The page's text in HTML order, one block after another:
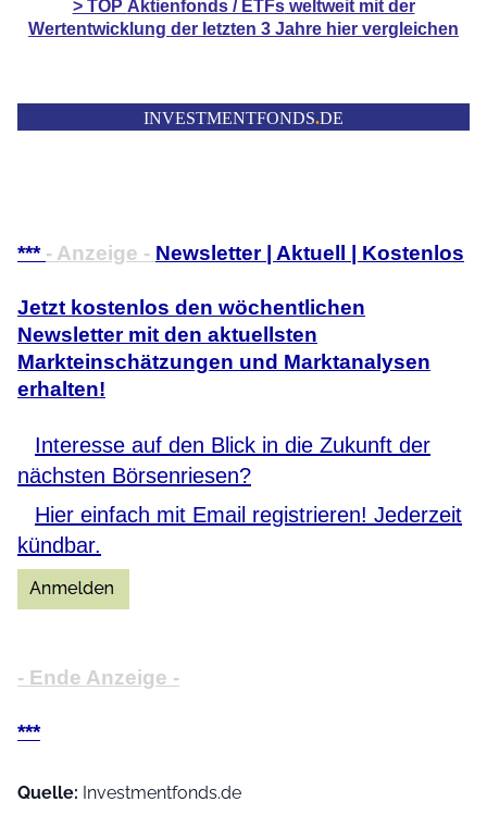
> TOP Aktienfonds / ETFsweltweit mit der
Wertentwicklung der letzten 3 Jahre hier vergleichen
INVESTMENTFONDS.DE
*** - Anzeige - Newsletter | Aktuell | Kostenlos
Jetzt kostenlos den wöchentlichen
Newsletter mit den aktuellsten
Markteinschätzungen und Marktanalysen
erhalten!
Interesse auf den Blick in die Zukunft der
nächsten Börsenriesen?
Hier einfach mit Email registrieren! Jederzeit
kündbar.
- Ende Anzeige -
***
Quelle: Investmentfonds.de